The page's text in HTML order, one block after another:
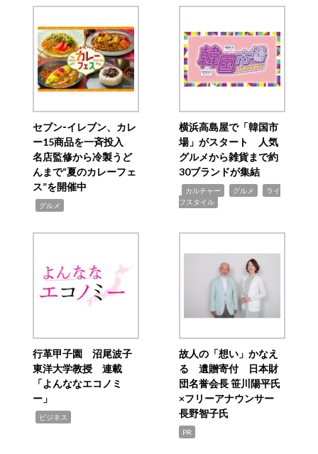
セブン‐イレブン、カレ
ー15商品を一斉投入
名店監修から冷製うど
んまで“夏のカレーフェ
ス”を開催中
グルメ
横浜高島屋で「韓国市
場」がスタート 人気
グルメから雑貨まで約
30ブランドが集結
カルチャー グルメ
ライ
フスタイル
行革甲子園 沼尾波子
東洋大学教授 連載
「よんななエコノミ
ー」
ビジネス
故人の「想い」かなえ
る 遺贈寄付 日本財
団名誉会長 笹川陽平氏
×フリーアナウンサー
長野智子氏
PR